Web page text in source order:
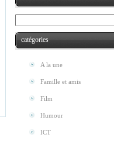
catégories
A la une
Famille et amis
Film
Humour
ICT